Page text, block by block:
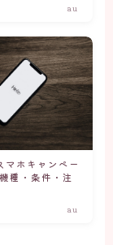
au
マホキャンペー
種・条件・注
au